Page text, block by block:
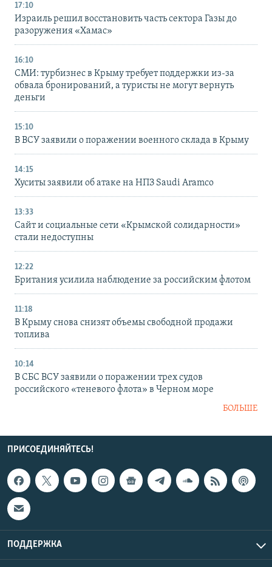
17:10
Израиль решил восстановить часть сектора Газы до
разоружения «Хамас»
16:10
СМИ: турбизнес в Крыму требует поддержки из-за
обвала бронирований, а туристы не могут вернуть
деньги
15:10
В ВСУ заявили о поражении военного склада в Крыму
14:15
Хуситы заявили об атаке на НПЗ Saudi Aramco
13:33
Сайт и социальные сети «Крымской солидарности»
стали недоступны
12:22
Британия усилила наблюдение за российским флотом
11:18
В Крыму снова снизят объемы свободной продажи
топлива
10:14
В СБС ВСУ заявили о поражении трех судов
российского «теневого флота» в Черном море
БОЛЬШЕ
ПРИСОЕДИНЯЙТЕСЬ!
ПОДДЕРЖКА